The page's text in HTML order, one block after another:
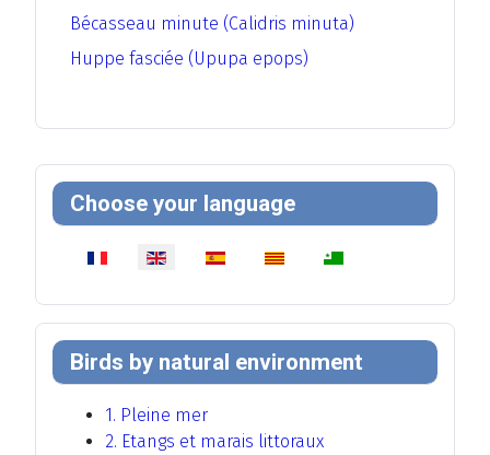
Choose your language
Select your language
Birds by natural environment
1. Pleine mer
2. Etangs et marais littoraux
Bécasseau minute (Calidris minuta)
Huppe fasciée (Upupa epops)